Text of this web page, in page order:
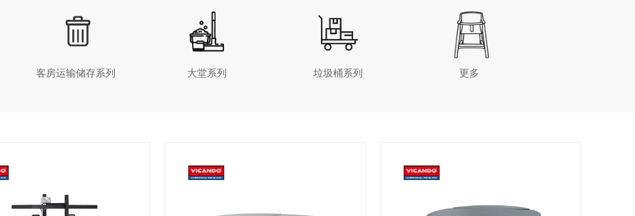
客房运输储存系列 大堂系列 垃圾桶系列 更多